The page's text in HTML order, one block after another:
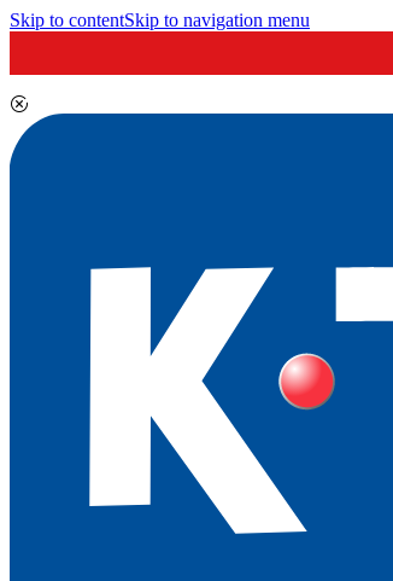
Skip to contentSkip to navigation menu